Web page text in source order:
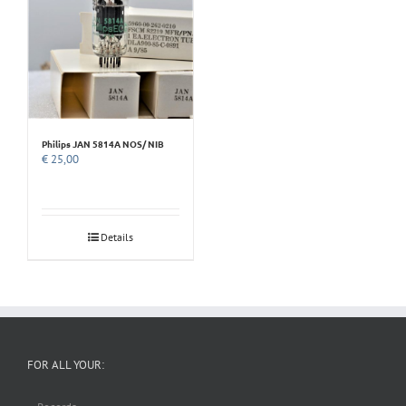
Philips JAN 5814A NOS/ NIB
€ 25,00
Details
FOR ALL YOUR: